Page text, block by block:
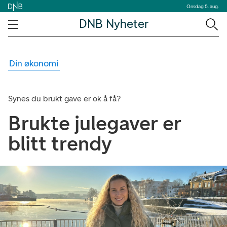
Onsdag 5. aug.
DNB Nyheter
Din økonomi
Synes du brukt gave er ok å få?
Brukte julegaver er
blitt trendy